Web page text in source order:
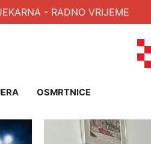
- RADNO VRIJEME
OSMRTNICE